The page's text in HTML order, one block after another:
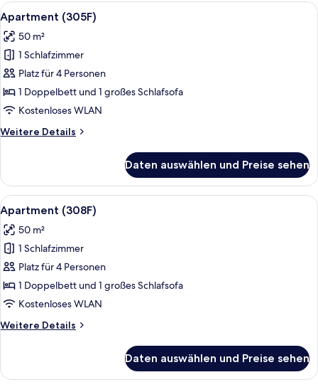
Alle
Fotos
für
Apartment
(305F)
anzeigen
Ein modernes Wohnzimmer mit
15
Apartment (305F)
50 m²
1 Schlafzimmer
Platz für 4 Personen
1 Doppelbett und 1 großes Schlafsofa
Kostenloses WLAN
Weitere Details
Weitere
(305F)
Daten auswählen und Preise sehen
Alle
Fotos
für
Apartment
(308F)
anzeigen
Ein modernes Wohnzimmer mit
14
Apartment (308F)
50 m²
1 Schlafzimmer
Platz für 4 Personen
1 Doppelbett und 1 großes Schlafsofa
Kostenloses WLAN
Weitere Details
Weitere
(308F)
Daten auswählen und Preise sehen